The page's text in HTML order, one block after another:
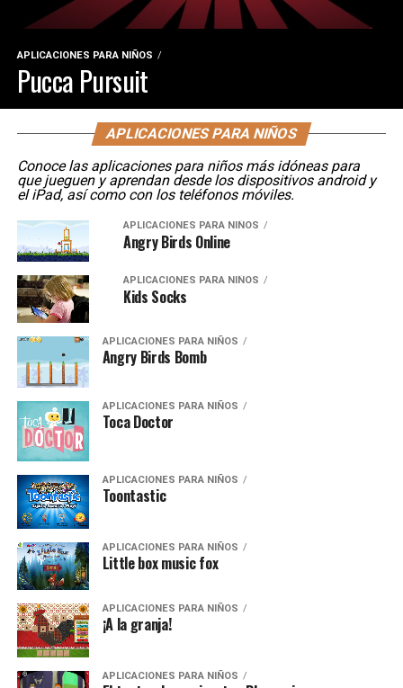
APLICACIONES PARA NIÑOS
Pucca Pursuit
APLICACIONES PARA NIÑOS
Conoce las aplicaciones para niños más idóneas para
que jueguen y aprendan desde los dispositivos android y
el iPad, así como con los teléfonos móviles.
APLICACIONES PARA NIÑOS
Angry Birds Online
APLICACIONES PARA NIÑOS
Kids Socks
APLICACIONES PARA NIÑOS
Angry Birds Bomb
APLICACIONES PARA NIÑOS
Toca Doctor
APLICACIONES PARA NIÑOS
Toontastic
APLICACIONES PARA NIÑOS
Little box music fox
APLICACIONES PARA NIÑOS
¡A la granja!
APLICACIONES PARA NIÑOS